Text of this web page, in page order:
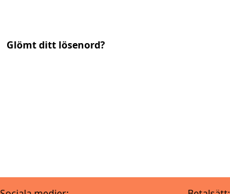
Glömt ditt lösenord?